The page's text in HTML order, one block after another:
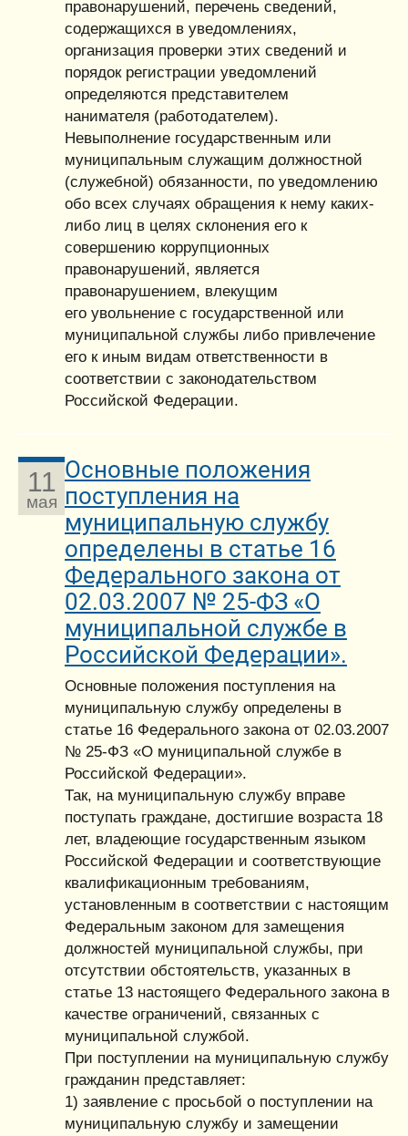
правонарушений, перечень сведений,
содержащихся в уведомлениях,
организация проверки этих сведений и
порядок регистрации уведомлений
определяются представителем
нанимателя (работодателем).
Невыполнение государственным или
муниципальным служащим должностной
(служебной) обязанности, по уведомлению
обо всех случаях обращения к нему каких-
либо лиц в целях склонения его к
совершению коррупционных
правонарушений, является
правонарушением, влекущим
его увольнение с государственной или
муниципальной службы либо привлечение
его к иным видам ответственности в
соответствии с законодательством
Российской Федерации.
11
мая
Основные положения
поступления на
муниципальную службу
определены в статье 16
Федерального закона от
02.03.2007 № 25-ФЗ «О
муниципальной службе в
Российской Федерации».
Основные положения поступления на
муниципальную службу определены в
статье 16 Федерального закона от 02.03.2007
№ 25-ФЗ «О муниципальной службе в
Российской Федерации».
Так, на муниципальную службу вправе
поступать граждане, достигшие возраста 18
лет, владеющие государственным языком
Российской Федерации и соответствующие
квалификационным требованиям,
установленным в соответствии с настоящим
Федеральным законом для замещения
должностей муниципальной службы, при
отсутствии обстоятельств, указанных в
статье 13 настоящего Федерального закона в
качестве ограничений, связанных с
муниципальной службой.
При поступлении на муниципальную службу
гражданин представляет:
1) заявление с просьбой о поступлении на
муниципальную службу и замещении